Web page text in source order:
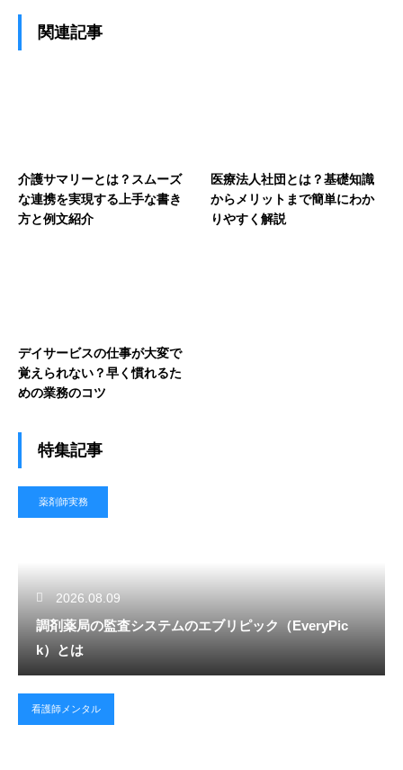
関連記事
介護サマリーとは？スムーズ
な連携を実現する上手な書き
方と例文紹介
医療法人社団とは？基礎知識
からメリットまで簡単にわか
りやすく解説
デイサービスの仕事が大変で
覚えられない？早く慣れるた
めの業務のコツ
特集記事
薬剤師実務
2026.08.09
調剤薬局の監査システムのエブリピック（EveryPic
k）とは
看護師メンタル